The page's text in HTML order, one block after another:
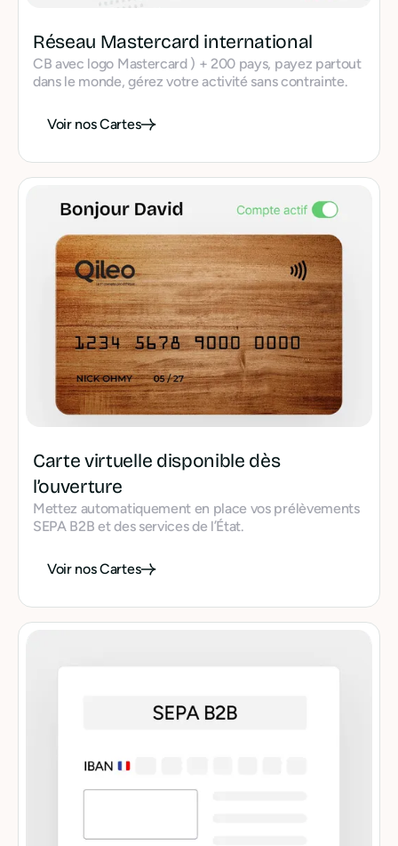
Réseau Mastercard international
CB avec logo Mastercard ) + 200 pays, payez partout
dans le monde, gérez votre activité sans contrainte.
Voir nos Cartes
Carte virtuelle disponible dès
l’ouverture
Mettez automatiquement en place vos prélèvements
SEPA B2B et des services de l’État.
Voir nos Cartes